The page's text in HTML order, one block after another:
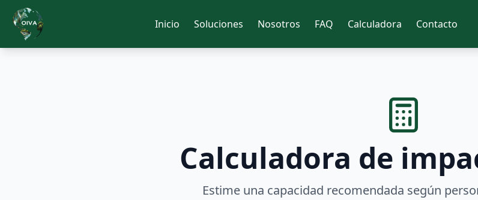
Inicio Soluciones Nosotros FAQ Calculadora Contacto
Calculadora de
Estime una capacidad recomendada según